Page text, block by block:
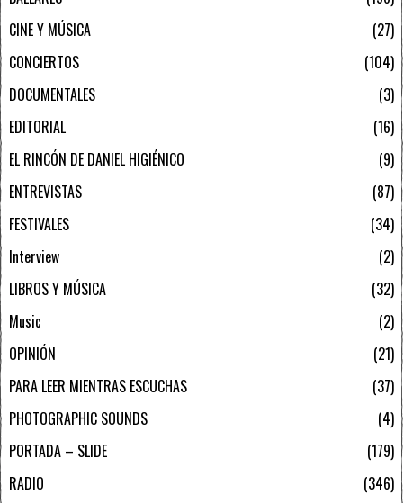
CINE Y MÚSICA
27
CONCIERTOS
104
DOCUMENTALES
3
EDITORIAL
16
EL RINCÓN DE DANIEL HIGIÉNICO
9
ENTREVISTAS
87
FESTIVALES
34
Interview
2
LIBROS Y MÚSICA
32
Music
2
OPINIÓN
21
PARA LEER MIENTRAS ESCUCHAS
37
PHOTOGRAPHIC SOUNDS
4
PORTADA – SLIDE
179
RADIO
346